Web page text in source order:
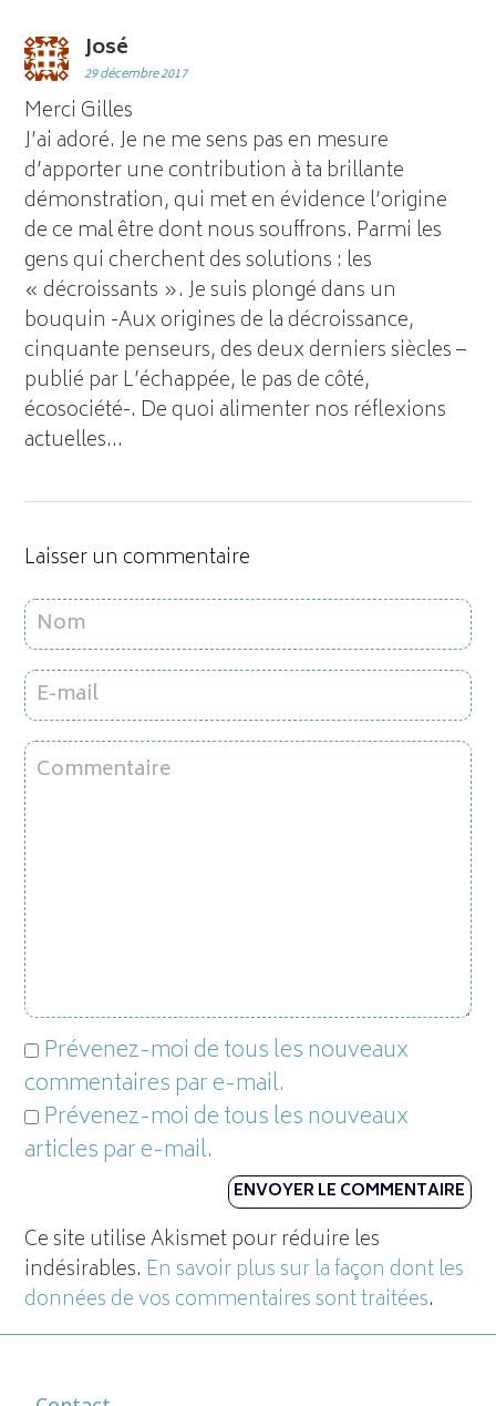
José
29 décembre 2017
Merci Gilles
J’ai adoré. Je ne me sens pas en mesure
d’apporter une contribution à ta brillante
démonstration, qui met en évidence l’origine
de ce mal être dont nous souffrons. Parmi les
gens qui cherchent des solutions : les
« décroissants ». Je suis plongé dans un
bouquin -Aux origines de la décroissance,
cinquante penseurs, des deux derniers siècles –
publié par L’échappée, le pas de côté,
écosociété-. De quoi alimenter nos réflexions
actuelles…
Laisser un commentaire
Prévenez-moi de tous les nouveaux
commentaires par e-mail.
Prévenez-moi de tous les nouveaux
articles par e-mail.
Ce site utilise Akismet pour réduire les
indésirables. En savoir plus sur la façon dont les
données de vos commentaires sont traitées.